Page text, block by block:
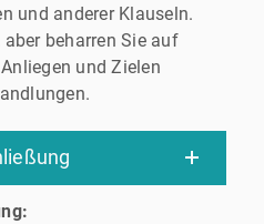
und anderer Klauseln.
beharren Sie auf
und Zielen